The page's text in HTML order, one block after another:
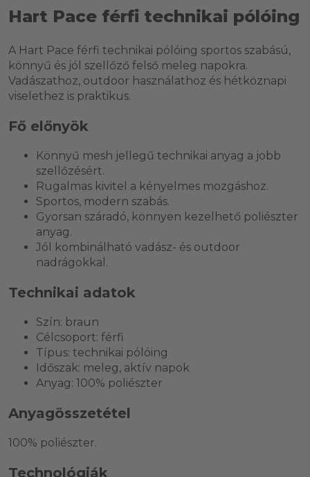
Hart Pace férfi technikai pólóing
A Hart Pace férfi technikai pólóing sportos szabású,
könnyű és jól szellőző felső meleg napokra.
Vadászathoz, outdoor használathoz és hétköznapi
viselethez is praktikus.
Fő előnyök
Könnyű mesh jellegű technikai anyag a jobb
szellőzésért.
Rugalmas kivitel a kényelmes mozgáshoz.
Sportos, modern szabás.
Gyorsan száradó, könnyen kezelhető poliészter
anyag.
Jól kombinálható vadász- és outdoor
nadrágokkal.
Technikai adatok
Szín: braun
Célcsoport: férfi
Típus: technikai pólóing
Időszak: meleg, aktív napok
Anyag: 100% poliészter
Anyagösszetétel
100% poliészter.
Technológiák